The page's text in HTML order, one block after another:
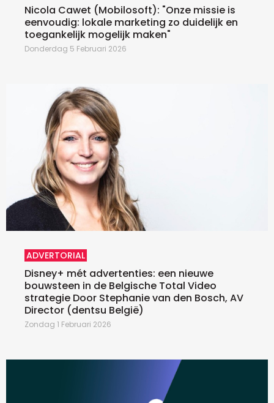
Nicola Cawet (Mobilosoft): "Onze missie is
eenvoudig: lokale marketing zo duidelijk en
toegankelijk mogelijk maken"
Donderdag 5 Februari 2026
ADVERTORIAL
Disney+ mét advertenties: een nieuwe
bouwsteen in de Belgische Total Video
strategie Door Stephanie van den Bosch, AV
Director (dentsu België)
Zondag 1 Februari 2026